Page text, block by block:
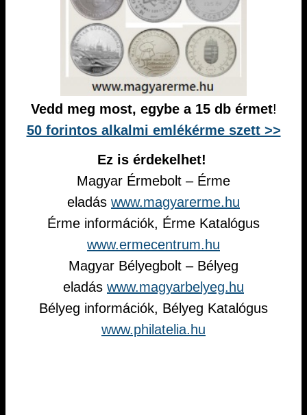
Vedd meg most, egybe a 15 db érmet!
50 forintos alkalmi emlékérme szett >>
Ez is érdekelhet!
Magyar Érmebolt – Érme
eladás www.magyarerme.hu
Érme információk, Érme Katalógus
www.ermecentrum.hu
Magyar Bélyegbolt – Bélyeg
eladás www.magyarbelyeg.hu
Bélyeg információk, Bélyeg Katalógus
www.philatelia.hu